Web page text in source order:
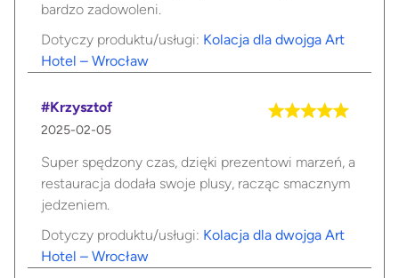
bardzo zadowoleni.
Dotyczy produktu/usługi: Kolacja dla dwojga Art
Hotel – Wrocław
#Krzysztof
2025-02-05
Super spędzony czas, dzięki prezentowi marzeń, a
restauracja dodała swoje plusy, racząc smacznym
jedzeniem.
Dotyczy produktu/usługi: Kolacja dla dwojga Art
Hotel – Wrocław